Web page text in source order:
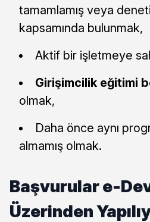
tamamlamış veya
kapsamında bulunmak,
Aktif bir işletmeye
Girişimcilik eğitimi
olmak,
Daha önce aynı
almamış olmak.
Başvurular e-
Üzerinden